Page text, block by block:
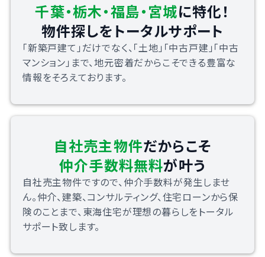
千葉・栃木・福島・宮城に特化！
物件探しをトータルサポート
「新築戸建て」だけでなく、「土地」「中古戸建」「中古
マンション」まで、地元密着だからこそできる豊富な
情報をそろえております。
自社売主物件だからこそ
仲介手数料無料が叶う
自社売主物件ですので、仲介手数料が発生しませ
ん。仲介、建築、コンサルティング、住宅ローンから保
険のことまで、東海住宅が理想の暮らしをトータル
サポート致します。